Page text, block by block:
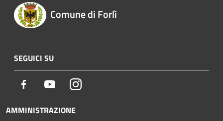
Comune di Forlì
SEGUICI SU
Facebook YoutubeInstagram
AMMINISTRAZIONE